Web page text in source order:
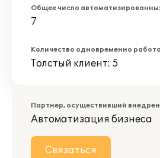
Общее число
7
Количество одновременно
Толстый клиент: 5
Партнер, осуществивший
Автоматизация бизнеса
Связаться